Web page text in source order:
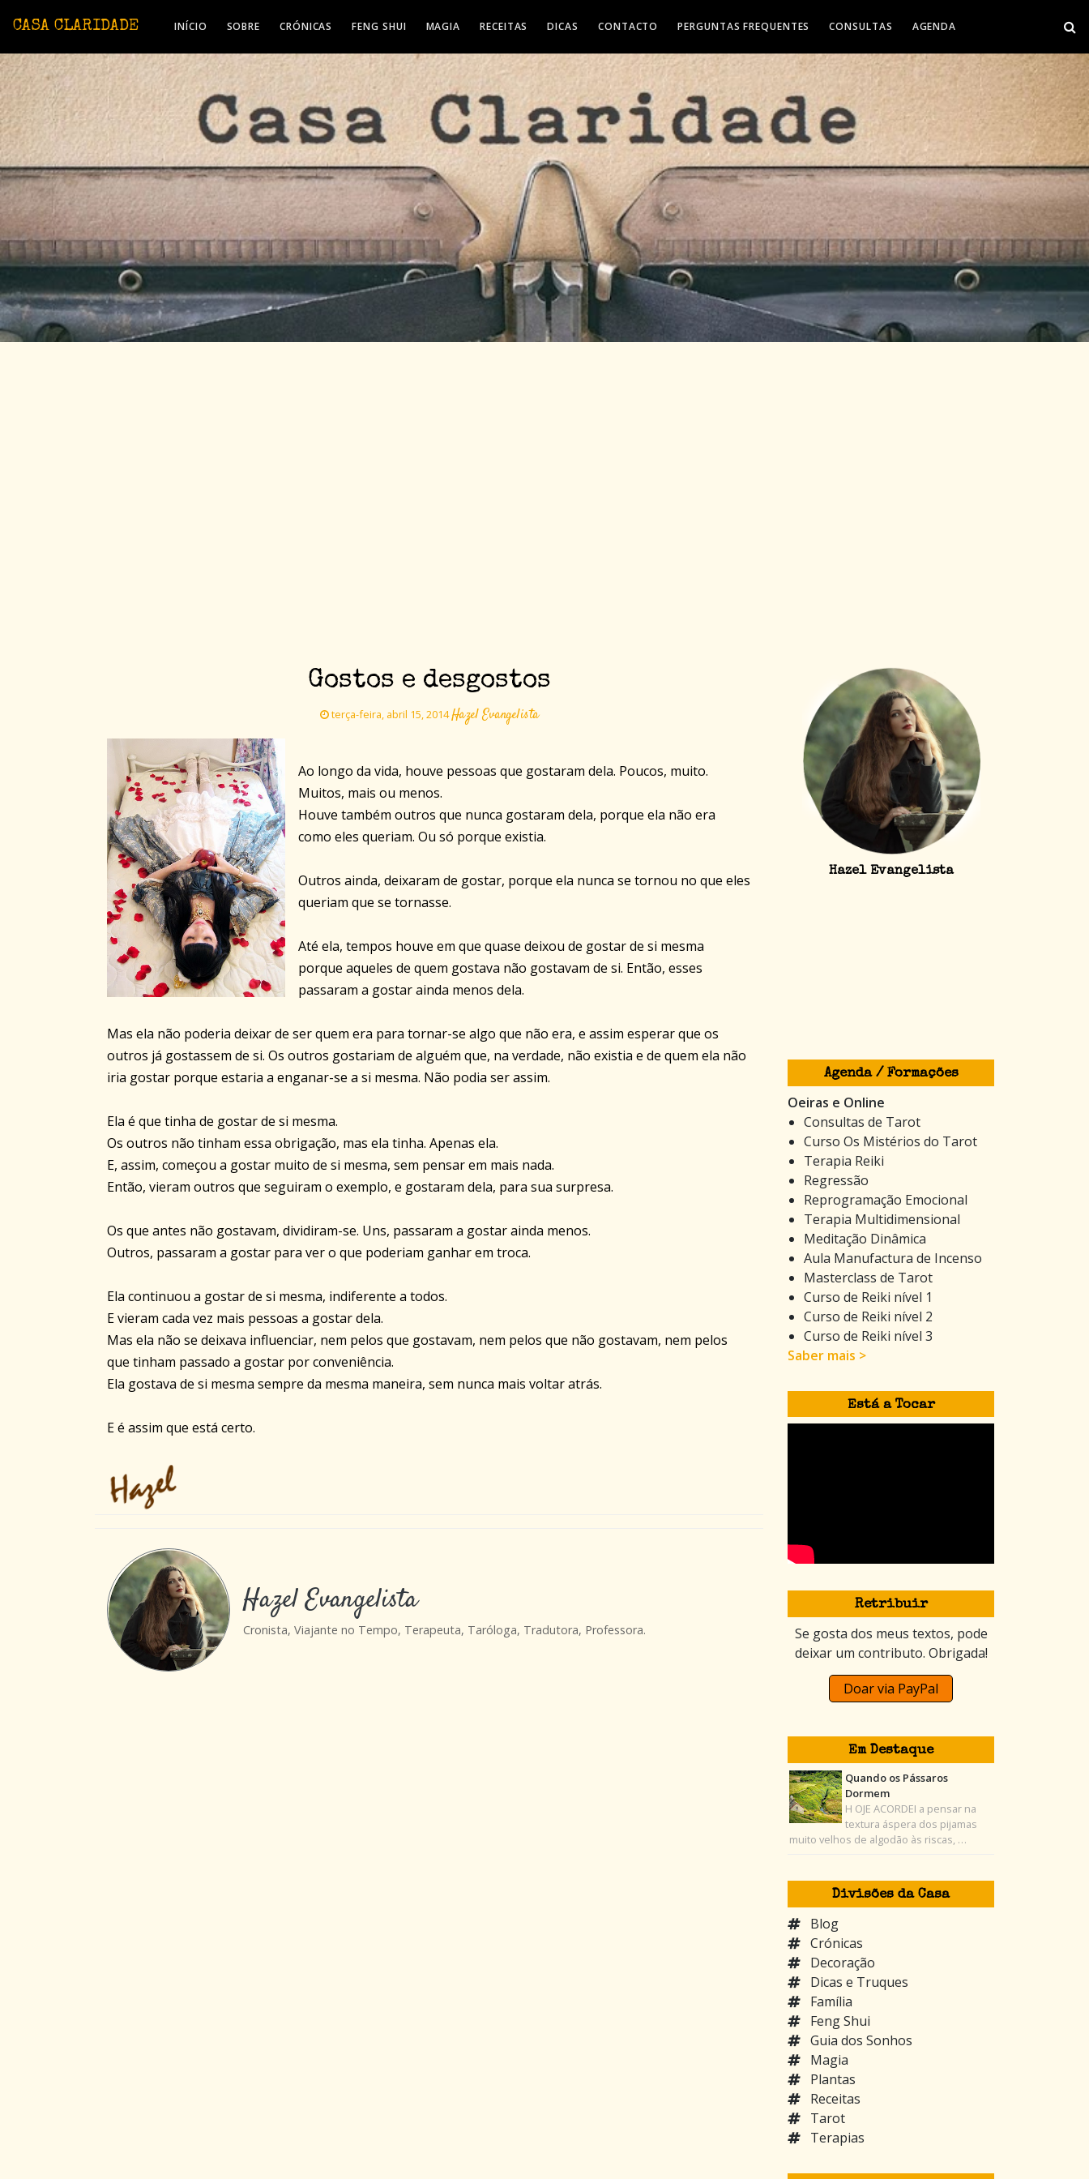
CASA CLARIDADE INÍCIO SOBRE CRÓNICAS FENG SHUI MAGIA RECEITAS DICAS CONTACTO PERGUNTAS FREQUENTES CONSULTAS AGENDA
Gostos e desgostos
terça-feira, abril 15, 2014Hazel Evangelista
Ao longo da vida, houve pessoas que gostaram dela. Poucos, muito.
Muitos, mais ou menos.
Houve também outros que nunca gostaram dela, porque ela não era
como eles queriam. Ou só porque existia.
Outros ainda, deixaram de gostar, porque ela nunca se tornou no que eles
queriam que se tornasse.
Até ela, tempos houve em que quase deixou de gostar de si mesma
porque aqueles de quem gostava não gostavam de si. Então, esses
passaram a gostar ainda menos dela.
Mas ela não poderia deixar de ser quem era para tornar-se algo que não era, e assim esperar que os
outros já gostassem de si. Os outros gostariam de alguém que, na verdade, não existia e de quem ela não
iria gostar porque estaria a enganar-se a si mesma. Não podia ser assim.
Ela é que tinha de gostar de si mesma.
Os outros não tinham essa obrigação, mas ela tinha. Apenas ela.
E, assim, começou a gostar muito de si mesma, sem pensar em mais nada.
Então, vieram outros que seguiram o exemplo, e gostaram dela, para sua surpresa.
Os que antes não gostavam, dividiram-se. Uns, passaram a gostar ainda menos.
Outros, passaram a gostar para ver o que poderiam ganhar em troca.
Ela continuou a gostar de si mesma, indiferente a todos.
E vieram cada vez mais pessoas a gostar dela.
Mas ela não se deixava influenciar, nem pelos que gostavam, nem pelos que não gostavam, nem pelos
que tinham passado a gostar por conveniência.
Ela gostava de si mesma sempre da mesma maneira, sem nunca mais voltar atrás.
E é assim que está certo.
Hazel Evangelista
Cronista, Viajante no Tempo, Terapeuta, Taróloga, Tradutora, Professora.
Hazel Evangelista
Agenda / Formações
Oeiras e Online
Consultas de Tarot
Curso Os Mistérios do Tarot
Terapia Reiki
Regressão
Reprogramação Emocional
Terapia Multidimensional
Meditação Dinâmica
Aula Manufactura de Incenso
Masterclass de Tarot
Curso de Reiki nível 1
Curso de Reiki nível 2
Curso de Reiki nível 3
Saber mais >
Está a Tocar
Retribuir
Se gosta dos meus textos, pode
deixar um contributo. Obrigada!
Doar via PayPal
Em Destaque
Quando os Pássaros
Dormem
H OJE ACORDEI a pensar na
textura áspera dos pijamas
muito velhos de algodão às riscas, …
Divisões da Casa
Blog
Crónicas
Decoração
Dicas e Truques
Família
Feng Shui
Guia dos Sonhos
Magia
Plantas
Receitas
Tarot
Terapias